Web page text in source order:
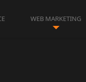
WEB MARKETING